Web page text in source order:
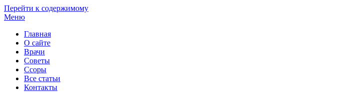
Перейти к содержимому
Меню
Главная
О сайте
Врачи
Советы
Ссоры
Все статьи
Контакты